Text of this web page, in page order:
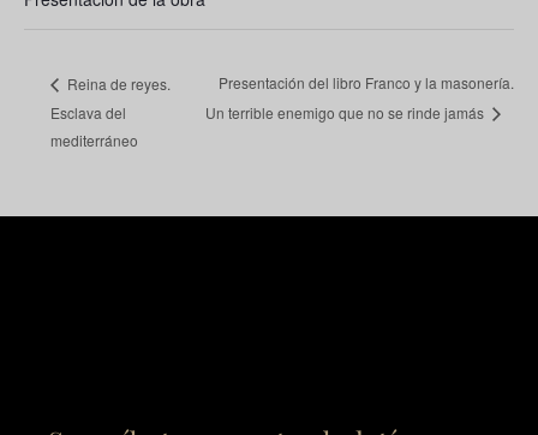
Reina de reyes.
Esclava del
mediterráneo
Presentación del libro Franco y la masonería.
Un terrible enemigo que no se rinde jamás